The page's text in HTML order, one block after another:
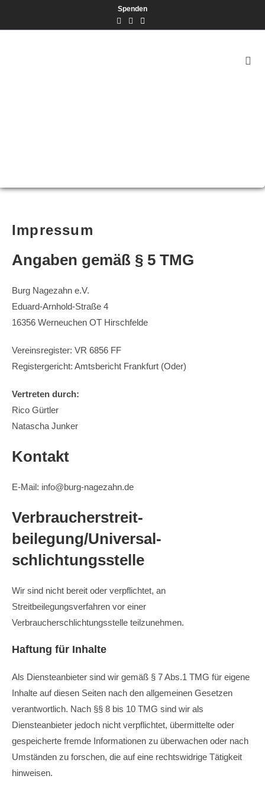
Spenden
Impressum
Angaben gemäß § 5 TMG
Burg Nagezahn e.V.
Eduard-Arnhold-Straße 4
16356 Werneuchen OT Hirschfelde
Vereinsregister: VR 6856 FF
Registergericht: Amtsbericht Frankfurt (Oder)
Vertreten durch:
Rico Gürtler
Natascha Junker
Kontakt
E-Mail: info@burg-nagezahn.de
Verbraucher­streit­
beilegung/Universal­
schlichtungs­stelle
Wir sind nicht bereit oder verpflichtet, an
Streitbeilegungsverfahren vor einer
Verbraucherschlichtungsstelle teilzunehmen.
Haftung für Inhalte
Als Diensteanbieter sind wir gemäß § 7 Abs.1 TMG für eigene
Inhalte auf diesen Seiten nach den allgemeinen Gesetzen
verantwortlich. Nach §§ 8 bis 10 TMG sind wir als
Diensteanbieter jedoch nicht verpflichtet, übermittelte oder
gespeicherte fremde Informationen zu überwachen oder nach
Umständen zu forschen, die auf eine rechtswidrige Tätigkeit
hinweisen.